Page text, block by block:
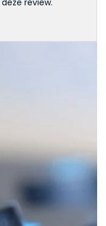
review.